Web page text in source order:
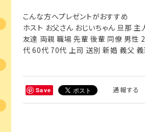
こんな方へプレゼントがおすすめ
ホスト お父さん おじいちゃん 旦那
友達 両親 職場 先輩 後輩 同僚 男性
代 60代 70代 上司 送別 新婚 義父
Save 通報する